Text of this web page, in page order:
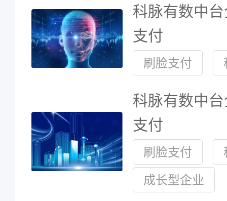
科脉有数中
支付
刷脸支付
科脉有数中
支付
刷脸支付
成长型企业